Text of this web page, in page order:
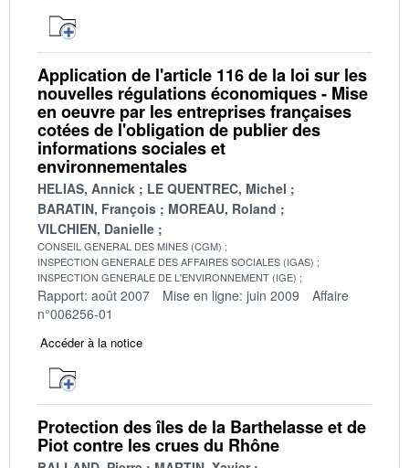
Application de l'article 116 de la loi sur les
nouvelles régulations économiques - Mise
en oeuvre par les entreprises françaises
cotées de l'obligation de publier des
informations sociales et
environnementales
HELIAS, Annick
LE QUENTREC, Michel
BARATIN, François
MOREAU, Roland
VILCHIEN, Danielle
CONSEIL GENERAL DES MINES (CGM)
INSPECTION GENERALE DES AFFAIRES SOCIALES (IGAS)
INSPECTION GENERALE DE L'ENVIRONNEMENT (IGE)
Rapport: août 2007 Mise en ligne: juin 2009
Affaire
n°006256-01
Accéder à la notice
Protection des îles de la Barthelasse et de
Piot contre les crues du Rhône